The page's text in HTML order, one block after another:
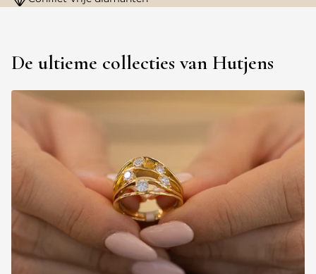
De ultieme collecties van Hutjens